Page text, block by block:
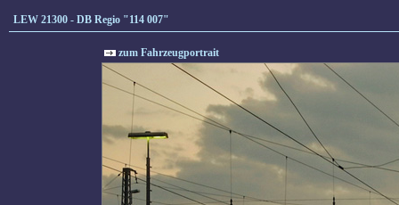
LEW 21300 - DB Regio "114 007"
zum Fahrzeugportrait